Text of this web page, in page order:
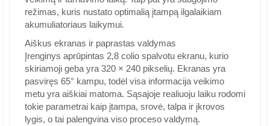
režimas, kuris nustato optimalią įtampą ilgalaikiam
akumuliatoriaus laikymui.
Aiškus ekranas ir paprastas valdymas
Įrenginys aprūpintas 2,8 colio spalvotu ekranu, kurio
skiriamoji geba yra 320 × 240 pikselių. Ekranas yra
pasviręs 65° kampu, todėl visa informacija veikimo
metu yra aiškiai matoma. Sąsajoje realiuoju laiku rodomi
tokie parametrai kaip įtampa, srovė, talpa ir įkrovos
lygis, o tai palengvina viso proceso valdymą.